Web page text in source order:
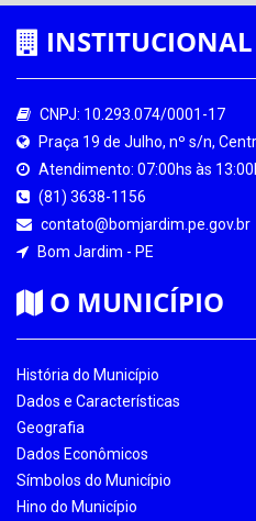
INSTITUCIONAL
CNPJ: 10.293.074/0001-17
Praça 19 de Julho, nº s/n,
Atendimento: 07:00hs às
(81) 3638-1156
contato@bomjardim.pe.gov.br
Bom Jardim - PE
O MUNICÍPIO
História do Município
Dados e Características
Geografia
Dados Econômicos
Símbolos do Município
Hino do Município